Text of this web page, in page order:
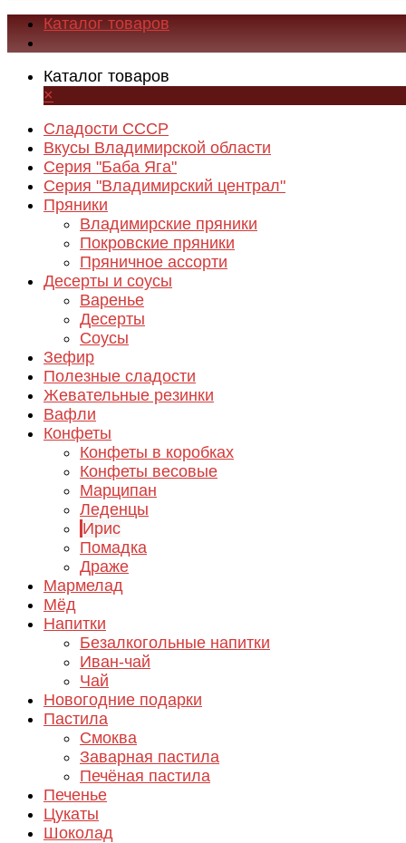
Каталог товаров
Каталог товаров
×
Сладости СССР
Вкусы Владимирской области
Серия "Баба Яга"
Серия "Владимирский централ"
Пряники
Владимирские пряники
Покровские пряники
Пряничное ассорти
Десерты и соусы
Варенье
Десерты
Соусы
Зефир
Полезные сладости
Жевательные резинки
Вафли
Конфеты
Конфеты в коробках
Конфеты весовые
Марципан
Леденцы
Ирис
Помадка
Драже
Мармелад
Мёд
Напитки
Безалкогольные напитки
Иван-чай
Чай
Новогодние подарки
Пастила
Смоква
Заварная пастила
Печёная пастила
Печенье
Цукаты
Шоколад